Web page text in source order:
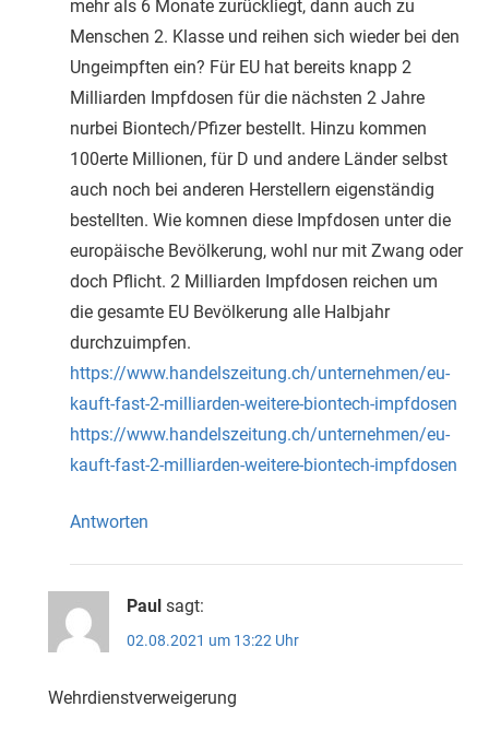
mehr als 6 Monate zurückliegt, dann auch zu
Menschen 2. Klasse und reihen sich wieder bei den
Ungeimpften ein? Für EU hat bereits knapp 2
Milliarden Impfdosen für die nächsten 2 Jahre
nurbei Biontech/Pfizer bestellt. Hinzu kommen
100erte Millionen, für D und andere Länder selbst
auch noch bei anderen Herstellern eigenständig
bestellten. Wie komnen diese Impfdosen unter die
europäische Bevölkerung, wohl nur mit Zwang oder
doch Pflicht. 2 Milliarden Impfdosen reichen um
die gesamte EU Bevölkerung alle Halbjahr
durchzuimpfen.
https://www.handelszeitung.ch/unternehmen/eu-
kauft-fast-2-milliarden-weitere-biontech-impfdosen
https://www.handelszeitung.ch/unternehmen/eu-
kauft-fast-2-milliarden-weitere-biontech-impfdosen
Antworten
Paul sagt:
02.08.2021 um 13:22 Uhr
Wehrdienstverweigerung